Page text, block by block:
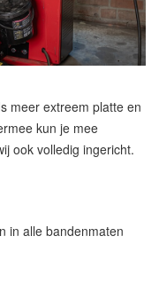
meer extreem platte en
kun je mee
ook volledig ingericht.
in alle bandenmaten